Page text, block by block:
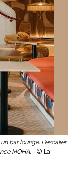
bar lounge. L'escalier
MOHA. - © La